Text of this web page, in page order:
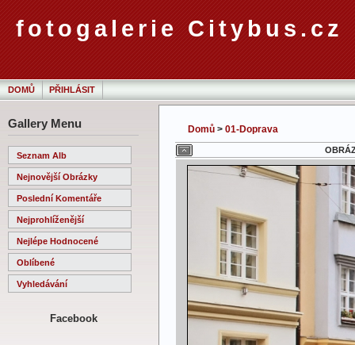
fotogalerie Citybus.cz
DOMŮ PŘIHLÁSIT
Gallery Menu
Seznam Alb
Nejnovější Obrázky
Poslední Komentáře
Nejprohlíženější
Nejlépe Hodnocené
Oblíbené
Vyhledávání
Facebook
Domů > 01-Doprava